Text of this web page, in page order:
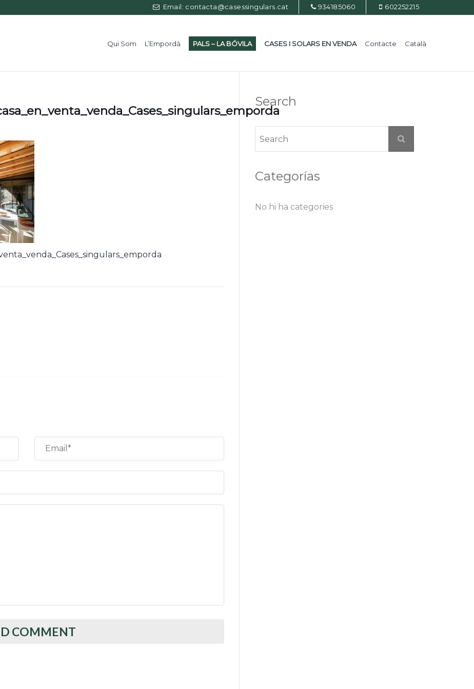
Email: contacta@casessingulars.cat 934185060 602252215
Qui Som L’Empordà PALS – LA BÓVILA CASES I SOLARS EN VENDA Contacte Català
Search
Categorías
No hi ha categories